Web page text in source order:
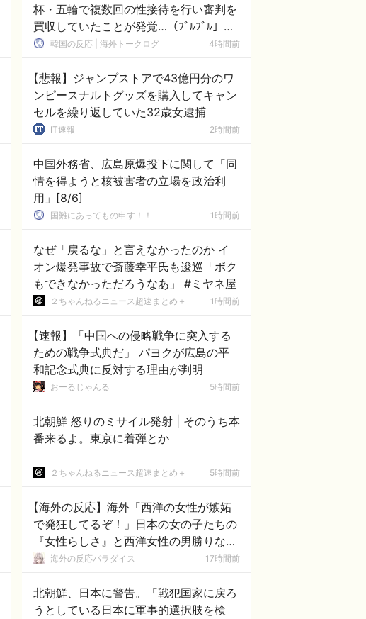
杯・五輪で複数回の性接待を行い審判を
買収していたことが発覚…（ﾌﾞﾙﾌﾞﾙ」＝
韓国の反応
韓国の反応 | 海外トークログ 4時間前
【悲報】ジャンプストアで43億円分のワ
ンピースナルトグッズを購入してキャン
セルを繰り返していた32歳女逮捕
IT速報 2時間前
中国外務省、広島原爆投下に関して「同
情を得ようと核被害者の立場を政治利
用」[8/6]
国難にあってもの申す！！ 1時間前
なぜ「戻るな」と言えなかったのか イ
オン爆発事故で斎藤幸平氏も逡巡「ボク
もできなかっただろうなあ」 #ミヤネ屋
２ちゃんねるニュース超速まとめ＋ 1時間前
【速報】「中国への侵略戦争に突入する
ための戦争式典だ」 パヨクが広島の平
和記念式典に反対する理由が判明
おーるじゃんる 5時間前
北朝鮮 怒りのミサイル発射 | そのうち本
番来るよ。東京に着弾とか
２ちゃんねるニュース超速まとめ＋ 5時間前
【海外の反応】海外「西洋の女性が嫉妬
で発狂してるぞ！」日本の女の子たちの
『女性らしさ』と西洋女性の男勝りな態
度の圧倒的な差に外国人が大盛り上が
海外の反応パラダイス 17時間前
北朝鮮、日本に警告。「戦犯国家に戻ろ
うとしている日本に軍事的選択肢を検